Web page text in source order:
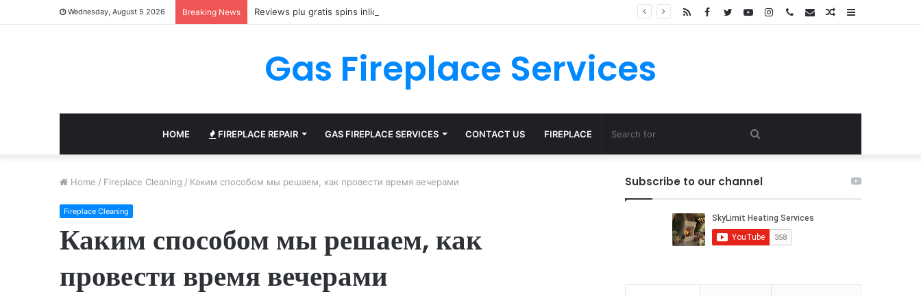
Wednesday, August 5 2026 Breaking News Reviews plu gratis spins inlichtingen santa surprise Mobile online Random
Call
Instagram
YouTube
Twitter
Facebook
RSS
Gas Fireplace Services
HOME FIREPLACE REPAIR GAS FIREPLACE SERVICES CONTACT US FIREPLACE
for
Home / Fireplace Cleaning / Каким способом мы решаем, как провести время вечерами
Fireplace Cleaning
Каким способом мы решаем, как
провести время вечерами
Subscribe to our channel